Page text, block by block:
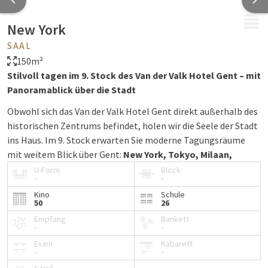
New York
SAAL
150m²
Stilvoll tagen im 9. Stock des Van der Valk Hotel Gent – mit
Panoramablick über die Stadt
Obwohl sich das Van der Valk Hotel Gent direkt außerhalb des
historischen Zentrums befindet, holen wir die Seele der Stadt
ins Haus. Im 9. Stock erwarten Sie moderne Tagungsräume
mit weitem Blick über Gent: New York, Tokyo, Milaan,
BerlijnundBilbao
. Diese Räume bieten den idealen Rahmen
für Meetings, Workshops, Seminare und Präsentationen —
professionell, komfortabel und mit internationalem Flair.
Sie suchen einen Tagungsraum in Gent mit Panoramablick
und professioneller Ausstattung? Unsere Räume im 9. Stock
sind die perfekte Wahl für Ihre nächste Veranstaltung.
U-Form
-
Block
-
Kino
50
Schule
26
Empfang
-
Bankett
-
Exam
-
Kabarett
-